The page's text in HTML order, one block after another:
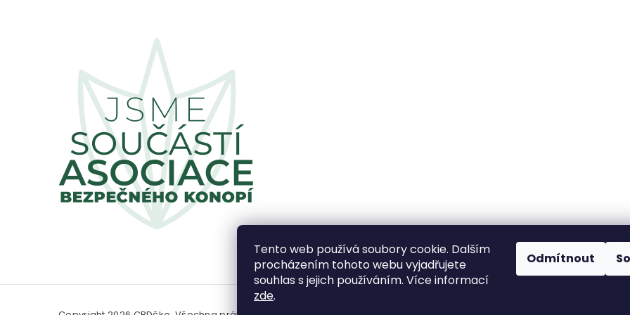
Tento web používá soubory cookie. Dalším
procházením tohoto webu vyjadřujete
souhlas s jejich používáním. Více informací
zde.
Odmítnout